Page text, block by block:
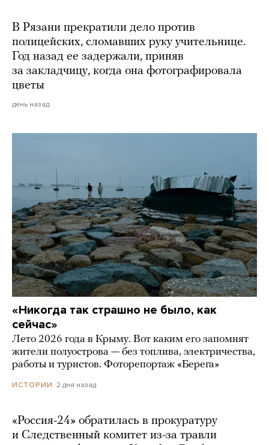
В Рязани прекратили дело против
полицейских, сломавших руку учительнице.
Год назад ее задержали, приняв
за закладчицу, когда она фотографировала
цветы
день назад
«Никогда так страшно не было, как
сейчас»
Лето 2026 года в Крыму. Вот каким его запомнят
жители полуострова — без топлива, электричества,
работы и туристов. Фоторепортаж «Берега»
ИСТОРИИ 2 дня назад
«Россия-24» обратилась в прокуратуру
и Следственный комитет из-за травли